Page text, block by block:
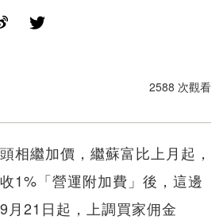
2588 次觀看
相繼加價，繼蘇富比上月起，
1%「營運附加費」後，這邊
月21日起，上調買家佣金